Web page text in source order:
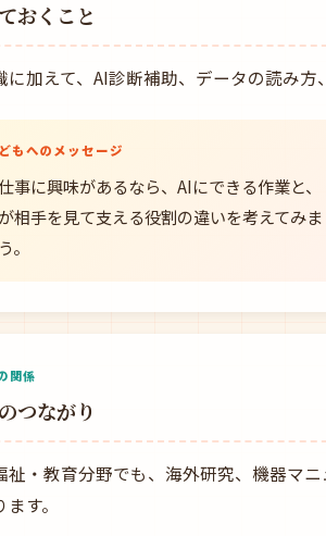
おくこと
に加えて、AI診断補助、データの読み方
もへのメッセージ
事に興味があるなら、AIにできる作業と、
相手を見て支える役割の違いを考えてみま
。
関係
つながり
祉・教育分野でも、海外研究、機器マ
す。